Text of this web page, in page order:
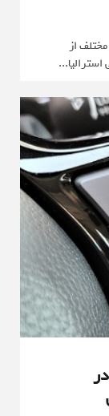
مکانیزم حرکتی ۲۵۸ گونه مختلف از